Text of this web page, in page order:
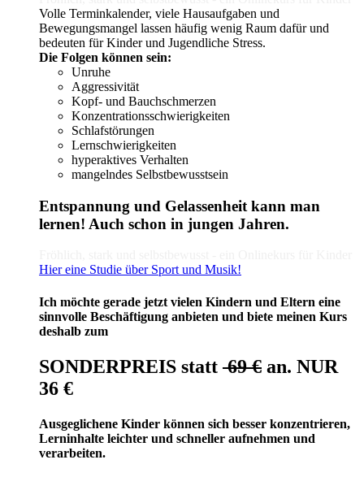
Volle Terminkalender, viele Hausaufgaben und
Bewegungsmangel lassen häufig wenig Raum dafür und
bedeuten für Kinder und Jugendliche Stress.
Die Folgen können sein: ­
Unruhe
Aggressivität
Kopf- und Bauchschmerzen
Konzentrationsschwierigkeiten
Schlaf­störungen
Lernschwierigkeiten
hyperaktives Verhalten
mangelndes Selbstbewusstsein
Entspannung und Gelassenheit kann man
lernen! Auch schon in jungen Jahren.
Hier eine Studie über Sport und Musik!
Ich möchte gerade jetzt vielen Kindern und Eltern eine
sinnvolle Beschäftigung anbieten und biete meinen Kurs
deshalb zum
SONDERPREIS statt 69 € an. NUR
36 €
Ausgeglichene Kinder können sich besser konzentrieren,
Lerninhalte leichter und schneller aufnehmen und
verarbeiten.